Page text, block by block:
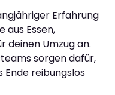
Erfahrung
aus Essen,
deinen Umzug an.
sorgen dafür,
Ende reibungslos